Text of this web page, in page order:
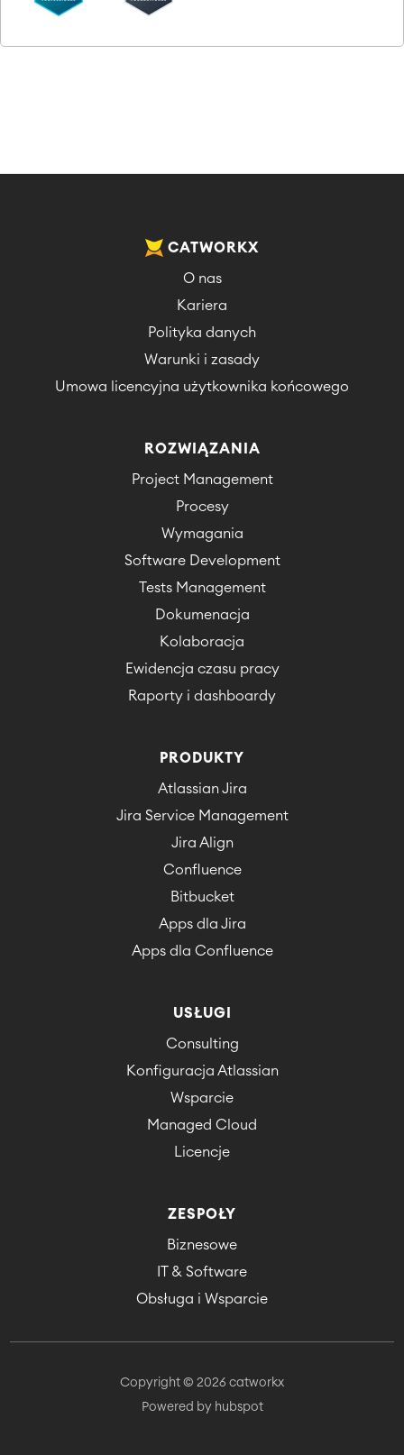
CATWORKX
O nas
Kariera
Polityka danych
Warunki i zasady
Umowa licencyjna użytkownika końcowego
ROZWIĄZANIA
Project Management
Procesy
Wymagania
Software Development
Tests Management
Dokumenacja
Kolaboracja
Ewidencja czasu pracy
Raporty i dashboardy
PRODUKTY
Atlassian Jira
Jira Service Management
Jira Align
Confluence
Bitbucket
Apps dla Jira
Apps dla Confluence
USŁUGI
Consulting
Konfiguracja Atlassian
Wsparcie
Managed Cloud
Licencje
ZESPOŁY
Biznesowe
IT & Software
Obsługa i Wsparcie
Copyright © 2026 catworkx
Powered by hubspot